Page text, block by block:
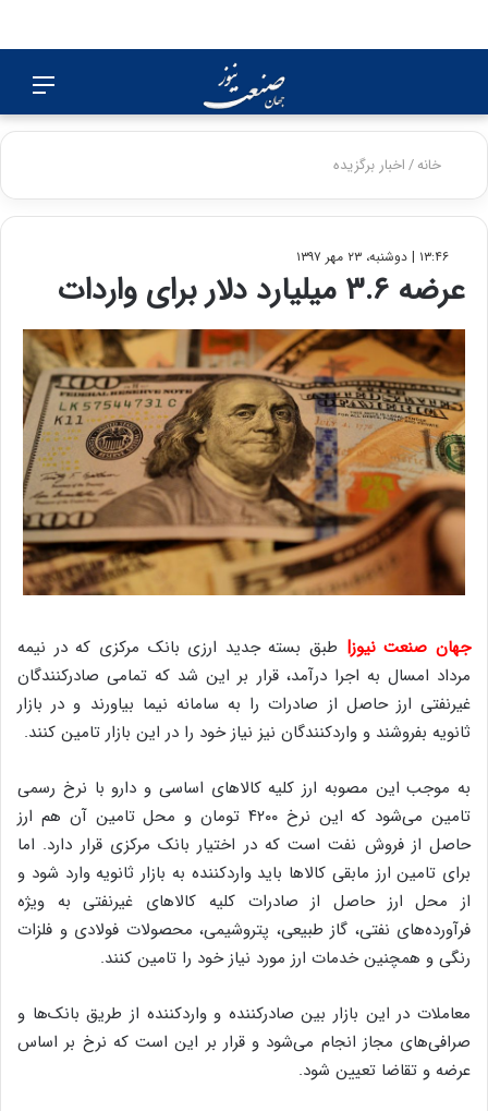
برای
خانه/اخبار برگزیده
۱۳:۴۶ | دوشنبه، ۲۳ مهر ۱۳۹۷
عرضه ۳.۶ میلیارد دلار برای واردات
جهان صنعت نیوز| طبق بسته جدید ارزی بانک مرکزی که در نیمه
مرداد امسال به اجرا درآمد، قرار بر این شد که تمامی صادرکنندگان
غیرنفتی ارز حاصل از صادرات را به سامانه نیما بیاورند و در بازار
ثانویه بفروشند و واردکنندگان نیز نیاز خود را در این بازار تامین کنند.
به موجب این مصوبه ارز کلیه کالاهای اساسی و دارو با نرخ رسمی
تامین می‌شود که این نرخ ۴۲۰۰ تومان و محل تامین آن هم ارز
حاصل از فروش نفت است که در اختیار بانک مرکزی قرار دارد. اما
برای تامین ارز مابقی کالاها باید واردکننده به بازار ثانویه وارد شود و
از محل ارز حاصل از صادرات کلیه کالاهای غیرنفتی به ویژه
فرآورده‌های نفتی، گاز طبیعی، پتروشیمی، محصولات فولادی و فلزات
رنگی و همچنین خدمات ارز مورد نیاز خود را تامین کنند.
معاملات در این بازار بین صادرکننده و واردکننده از طریق بانک‌ها و
صرافی‌های مجاز انجام می‌شود و قرار بر این است که نرخ بر اساس
عرضه و تقاضا تعیین شود.